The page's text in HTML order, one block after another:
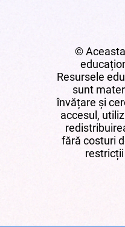
©
Resursele
sunt
învățare și
accesul,
fără costuri